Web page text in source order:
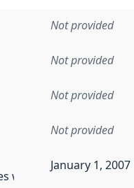
Not provided
Not provided
Not provided
Not provided
when the data in this
January 1, 2007